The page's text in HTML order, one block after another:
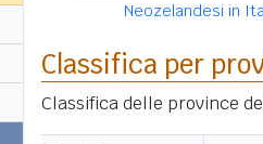
Neozelandesi in
Classifica per
Classifica delle province